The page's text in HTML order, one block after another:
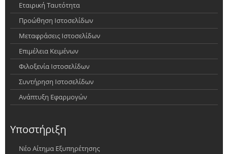
Εταιρική Ταυτότητα
Προώθηση Ιστοσελίδων
Μεταφράσεις Ιστοσελίδων
Επιμέλεια Κειμένων
Φιλοξενία Ιστοσελίδων
Συντήρηση Ιστοσελίδων
Ανάπτυξη Εφαρμογών
Υποστήριξη
Νέο Αίτημα Εξυπηρέτησης